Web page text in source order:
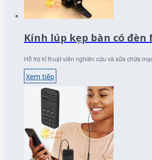
Kính lúp kẹp bàn có đèn
Hỗ trợ kĩ thuật viên nghiên cứu và sửa chữa
Xem tiếp